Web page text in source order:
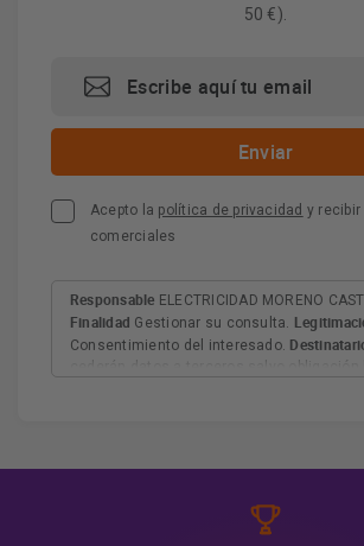
50 €).
Acepto la política de privacidad y
comerciales
Responsable ELECTRICIDAD MORENO
Finalidad Gestionar su consulta.
Consentimiento del interesado.